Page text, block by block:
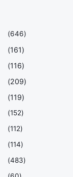
(646)
(161)
(116)
(209)
(119)
(152)
(112)
(114)
(483)